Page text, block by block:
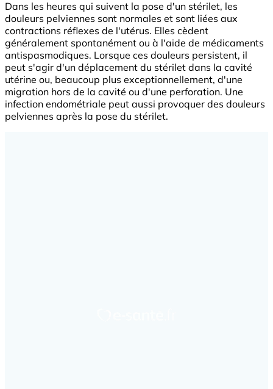
Dans les heures qui suivent la pose d'un stérilet, les
douleurs pelviennes sont normales et sont liées aux
contractions réflexes de l'utérus. Elles cèdent
généralement spontanément ou à l'aide de médicaments
antispasmodiques. Lorsque ces douleurs persistent, il
peut s'agir d'un déplacement du stérilet dans la cavité
utérine ou, beaucoup plus exceptionnellement, d'une
migration hors de la cavité ou d'une perforation. Une
infection endométriale peut aussi provoquer des douleurs
pelviennes après la pose du stérilet.